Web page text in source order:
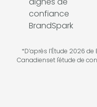
*D’après l’Étude 2026
Canadienset l'étude de